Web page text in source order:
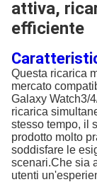
attiva,
efficiente
Questa ricarica
mercato
Galaxy Watch3/
ricarica
stesso tempo, il
prodotto molto
soddisfare le
scenari.Che sia
utenti